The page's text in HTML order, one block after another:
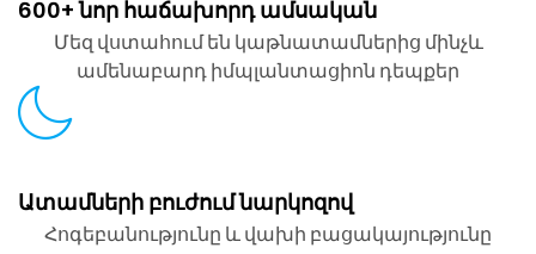
600+ նոր հաճախորդ ամսական
Մեզ վստահում են կաթնատամներից մինչև
ամենաբարդ իմպլանտացիոն դեպքեր
Ատամների բուժում նարկոզով
Հոգեբանությունը և վախի բացակայությունը